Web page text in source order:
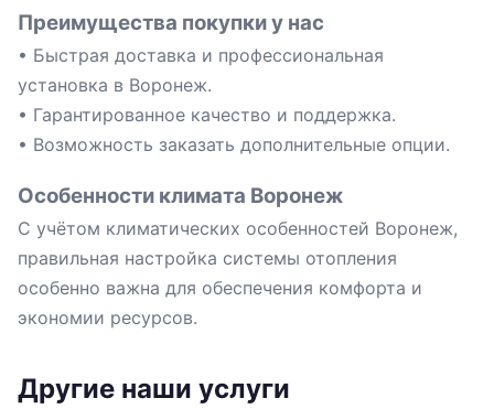
Преимущества покупки у нас
• Быстрая доставка и профессиональная
установка в Воронеж.
• Гарантированное качество и поддержка.
• Возможность заказать дополнительные опции.
Особенности климата Воронеж
С учётом климатических особенностей Воронеж,
правильная настройка системы отопления
особенно важна для обеспечения комфорта и
экономии ресурсов.
Другие наши услуги